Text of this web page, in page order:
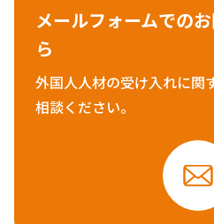
メールフォームでの
ら
外国人人材の受け入れに関
相談ください。